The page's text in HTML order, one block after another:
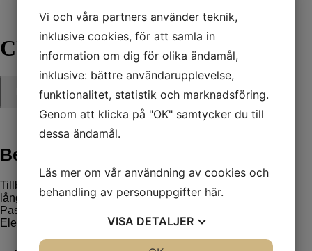
CUSTO WING ADAPTOR
Beskrivning
Tillbehör för långtids-EKG med 3 kanaler. För utförande av
långtidsregistrering med vingelektroder.
Passar till custo guard holter samt elektroder med knapp.
Elektroder ingår ej.
Vi och våra partners använder teknik,
inklusive cookies, för att samla in
information om dig för olika ändamål,
inklusive: bättre användarupplevelse,
funktionalitet, statistik och marknadsföring.
Genom att klicka på "OK" samtycker du till
dessa ändamål.
Läs mer om vår användning av cookies och
behandling av personuppgifter här.
VISA DETALJER